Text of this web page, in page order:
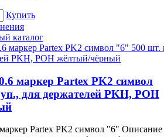
Купить
каталог
маркер Partex PK2 символ
для держателей PKH, POH
Partex PK2 символ "6" Описание